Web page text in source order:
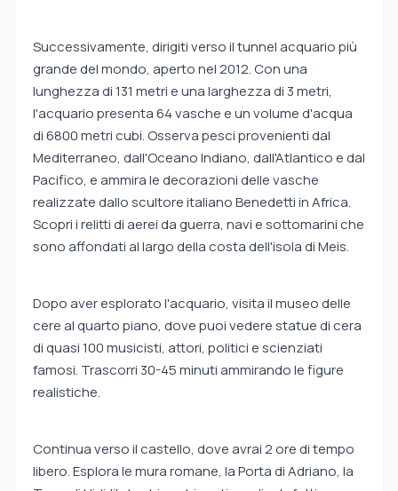
Successivamente, dirigiti verso il tunnel acquario più
grande del mondo, aperto nel 2012. Con una
lunghezza di 131 metri e una larghezza di 3 metri,
l'acquario presenta 64 vasche e un volume d'acqua
di 6800 metri cubi. Osserva pesci provenienti dal
Mediterraneo, dall'Oceano Indiano, dall'Atlantico e dal
Pacifico, e ammira le decorazioni delle vasche
realizzate dallo scultore italiano Benedetti in Africa.
Scopri i relitti di aerei da guerra, navi e sottomarini che
sono affondati al largo della costa dell'isola di Meis.
Dopo aver esplorato l'acquario, visita il museo delle
cere al quarto piano, dove puoi vedere statue di cera
di quasi 100 musicisti, attori, politici e scienziati
famosi. Trascorri 30-45 minuti ammirando le figure
realistiche.
Continua verso il castello, dove avrai 2 ore di tempo
libero. Esplora le mura romane, la Porta di Adriano, la